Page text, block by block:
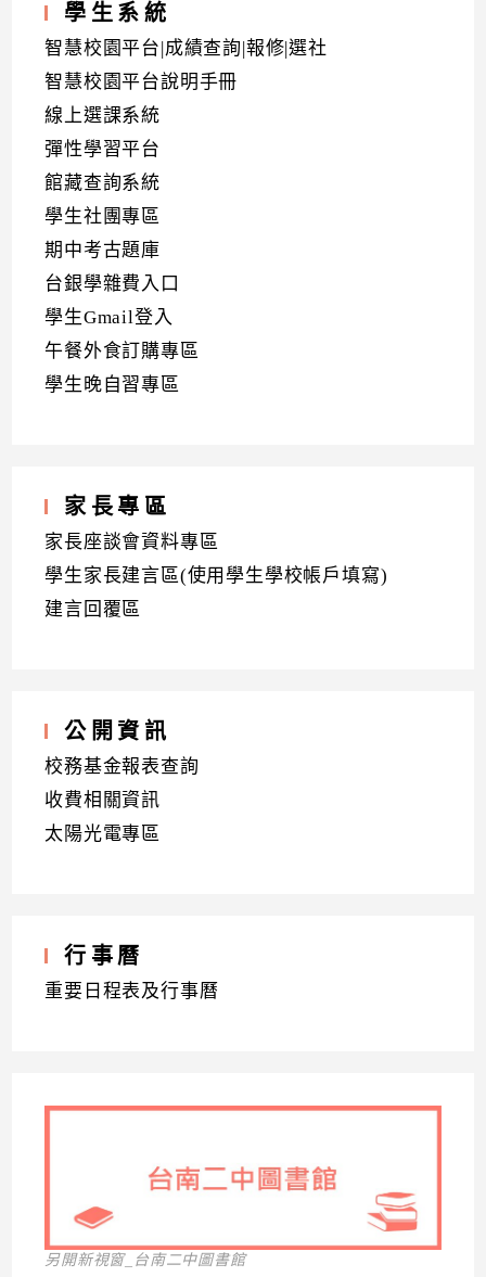
學生系統
智慧校園平台|成績查詢|報修|選社
智慧校園平台說明手冊
線上選課系統
彈性學習平台
館藏查詢系統
學生社團專區
期中考古題庫
台銀學雜費入口
學生Gmail登入
午餐外食訂購專區
學生晚自習專區
家長專區
家長座談會資料專區
學生家長建言區(使用學生學校帳戶填寫)
建言回覆區
公開資訊
校務基金報表查詢
收費相關資訊
太陽光電專區
行事曆
重要日程表及行事曆
另開新視窗_台南二中圖書館